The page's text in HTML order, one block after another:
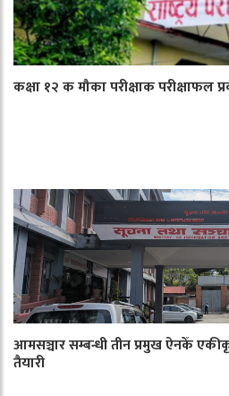
कक्षा १२ क मौका परीक्षाक परीक्षाफल
आमसञ्चार सम्बन्धी तीन प्रमुख ऐनकेँ
तैयारी